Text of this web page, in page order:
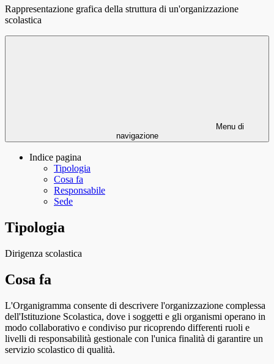
Rappresentazione grafica della struttura di un'organizzazione
scolastica
Menu di
navigazione
Indice pagina
Tipologia
Cosa fa
Responsabile
Sede
Tipologia
Dirigenza scolastica
Cosa fa
L'Organigramma consente di descrivere l'organizzazione complessa
dell'Istituzione Scolastica, dove i soggetti e gli organismi operano in
modo collaborativo e condiviso pur ricoprendo differenti ruoli e
livelli di responsabilità gestionale con l'unica finalità di garantire un
servizio scolastico di qualità.